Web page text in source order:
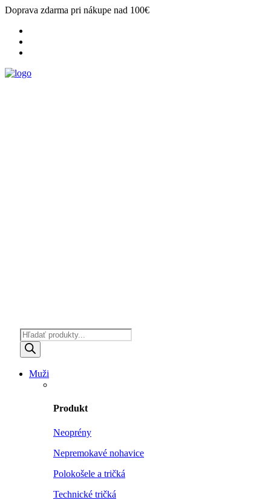
Doprava zdarma pri nákupe nad 100€
Products
search
Muži
Produkt
Neoprény
Nepremokavé nohavice
Polokošele a tričká
Technické tričká